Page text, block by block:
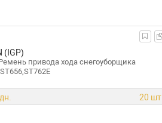
(IGP)
привода хода снегоуборщика
20 шт.